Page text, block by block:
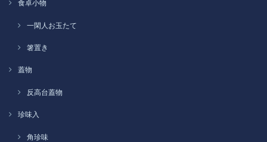
食卓小物
一閑人お玉たて
箸置き
蓋物
反高台蓋物
珍味入
角珍味